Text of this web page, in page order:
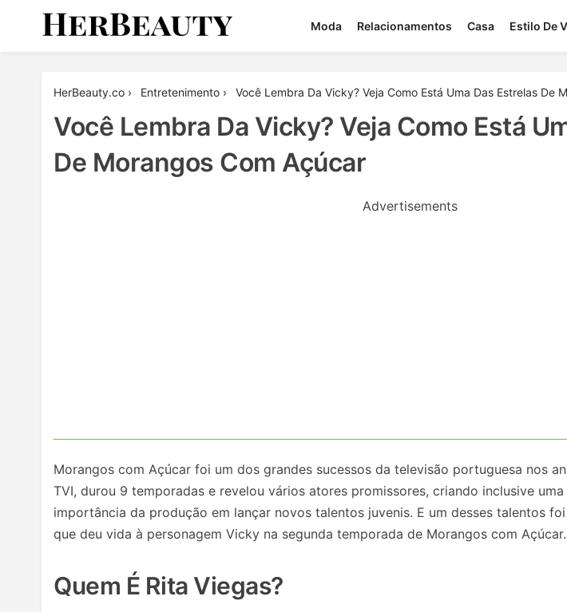
Moda Relacionamentos Casa Estilo De
HerBeauty.co › Entretenimento › Você Lembra Da Vicky? Veja Como Está Uma Das Estrelas De
Você Lembra Da Vicky? Veja Como Está
De Morangos Com Açúcar
Advertisements
Morangos com Açúcar foi um dos grandes sucessos da televisão portuguesa nos
TVI, durou 9 temporadas e revelou vários atores promissores, criando inclusive uma
importância da produção em lançar novos talentos juvenis. E um desses talentos
que deu vida à personagem Vicky na segunda temporada de Morangos com Açúcar.
Quem É Rita Viegas?